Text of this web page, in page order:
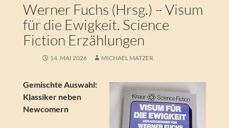
Werner Fuchs (Hrsg.) – Visum
für die Ewigkeit. Science
Fiction Erzählungen
14. MAI 2026 MICHAEL MATZER
Gemischte Auswahl:
Klassiker neben
Newcomern